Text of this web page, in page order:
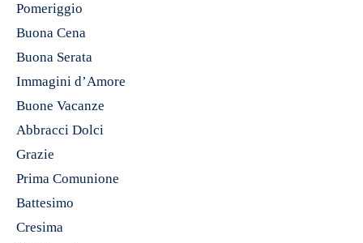
Pomeriggio
Buona Cena
Buona Serata
Immagini d’Amore
Buone Vacanze
Abbracci Dolci
Grazie
Prima Comunione
Battesimo
Cresima